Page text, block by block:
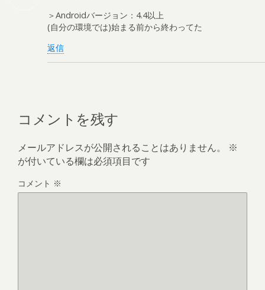
＞Androidバージョン：4.4以上
(自分の環境では)始まる前から終わってた
返信
コメントを残す
メールアドレスが公開されることはありません。
※
が付いている欄は必須項目です
コメント ※